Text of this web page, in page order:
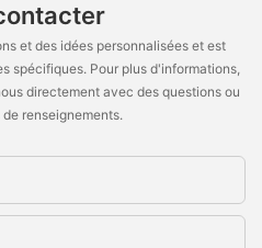
et des idées personnalisées et est
spécifiques. Pour plus d'informations,
directement avec des questions ou
renseignements.